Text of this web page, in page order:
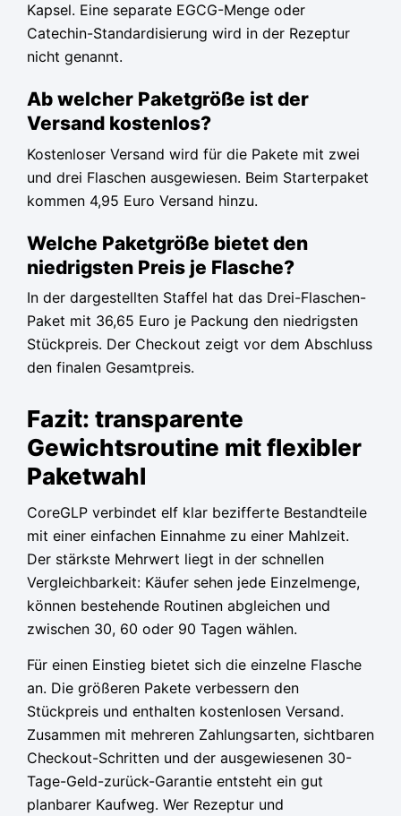
Kapsel. Eine separate EGCG-Menge oder
Catechin-Standardisierung wird in der Rezeptur
nicht genannt.
Ab welcher Paketgröße ist der
Versand kostenlos?
Kostenloser Versand wird für die Pakete mit zwei
und drei Flaschen ausgewiesen. Beim Starterpaket
kommen 4,95 Euro Versand hinzu.
Welche Paketgröße bietet den
niedrigsten Preis je Flasche?
In der dargestellten Staffel hat das Drei-Flaschen-
Paket mit 36,65 Euro je Packung den niedrigsten
Stückpreis. Der Checkout zeigt vor dem Abschluss
den finalen Gesamtpreis.
Fazit: transparente
Gewichtsroutine mit flexibler
Paketwahl
CoreGLP verbindet elf klar bezifferte Bestandteile
mit einer einfachen Einnahme zu einer Mahlzeit.
Der stärkste Mehrwert liegt in der schnellen
Vergleichbarkeit: Käufer sehen jede Einzelmenge,
können bestehende Routinen abgleichen und
zwischen 30, 60 oder 90 Tagen wählen.
Für einen Einstieg bietet sich die einzelne Flasche
an. Die größeren Pakete verbessern den
Stückpreis und enthalten kostenlosen Versand.
Zusammen mit mehreren Zahlungsarten, sichtbaren
Checkout-Schritten und der ausgewiesenen 30-
Tage-Geld-zurück-Garantie entsteht ein gut
planbarer Kaufweg. Wer Rezeptur und